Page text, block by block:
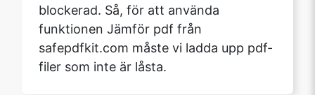
blockerad. Så, för att använda
funktionen Jämför pdf från
safepdfkit.com måste vi ladda upp pdf-
filer som inte är låsta.